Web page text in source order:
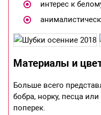
интерес к
Материалы и
Больше всего
бобра, норку, песца
поперек.